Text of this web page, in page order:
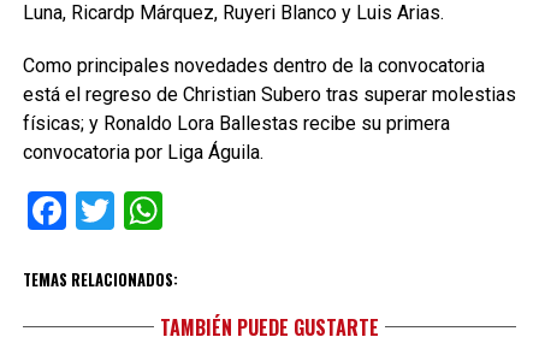
Luna, Ricardp Márquez, Ruyeri Blanco y Luis Arias.
Como principales novedades dentro de la convocatoria
está el regreso de Christian Subero tras superar molestias
físicas; y Ronaldo Lora Ballestas recibe su primera
convocatoria por Liga Águila.
Facebook
TwitterWhatsApp
TEMAS RELACIONADOS:
TAMBIÉN PUEDE GUSTARTE